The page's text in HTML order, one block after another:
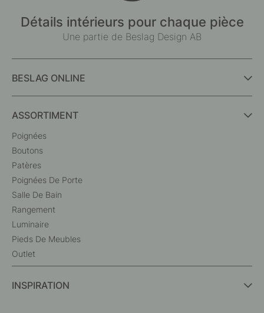
Détails intérieurs pour chaque pièce
Une partie de Beslag Design AB
BESLAG ONLINE
ASSORTIMENT
Poignées
Boutons
Patères
Poignées De Porte
Salle De Bain
Rangement
Luminaire
Pieds De Meubles
Outlet
INSPIRATION